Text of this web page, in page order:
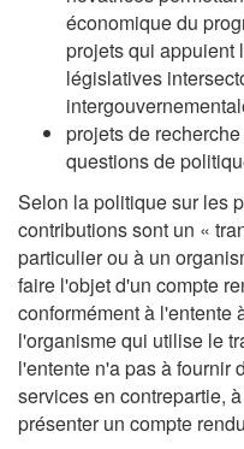
économique du
projets qui appuient
législatives
projets de
questions de
Selon la politique sur les
contributions sont un «
particulier ou à un
faire l'objet d'un compte
conformément à l'entente
l'organisme qui utilise le
l'entente n'a pas à fournir
services en contrepartie,
présenter un compte